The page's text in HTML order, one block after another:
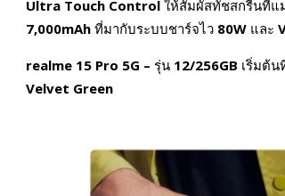
Ultra Touch Control ให้สัมผัสทัชสกรีนที่แ
7,000mAh ที่มากับระบบชาร์จไว 80W และ
realme 15 Pro 5G – รุ่น 12/256GB เริ่มต้น
Velvet Green